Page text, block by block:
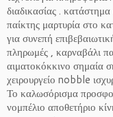
διαδικασίας .
παίκτης μαρτυρία στο
για συνεπή
πληρωμές , καρναβάλι
αιματοκόκκινο σημαία
χειρουργείο nobble
Το καλωσόρισμα
νομπέλιο αποθετήριο